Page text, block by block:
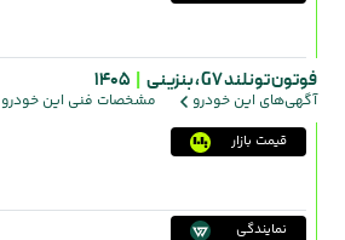
فوتون تونلند G7 ، بنزینی 1405
آگهی‌های این خودرو مشخصات فنی این خودرو
قیمت بازار
نمایندگی